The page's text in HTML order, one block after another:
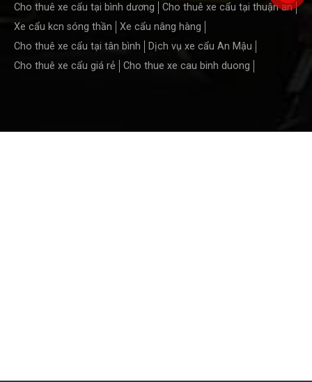
Cho thuê xe cẩu tại bình dương
Cho thuê xe cẩu tại thuận an
Xe cẩu kcn sóng thần
Xe cẩu nâng hàng
Cho thuê xe cẩu tại tân bình
Dịch vụ xe cẩu An Mậu
Cho thuê xe cẩu giá rẻ
Cho thue xe cau binh duong